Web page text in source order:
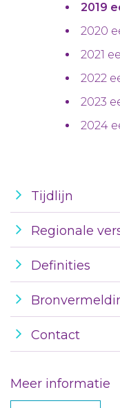
2019
2020
2021
2022
2023
2024
Tijdlijn
Regionale
Definities
Contact
Meer informatie